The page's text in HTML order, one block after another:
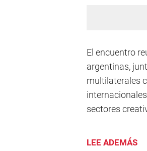
El encuentro
argentinas,
multilaterales
sectores
LEE ADEMÁS